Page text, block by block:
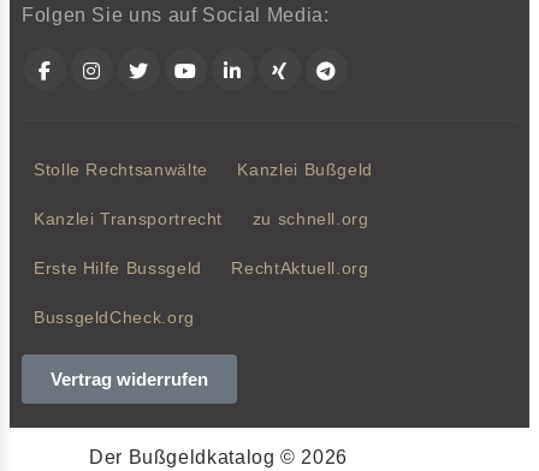
Folgen Sie uns auf Social Media:
Stolle Rechtsanwälte Kanzlei Bußgeld
Kanzlei Transportrecht zu schnell.org
Erste Hilfe Bussgeld RechtAktuell.org
BussgeldCheck.org
Vertrag widerrufen
Der Bußgeldkatalog © 2026